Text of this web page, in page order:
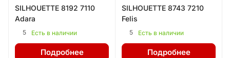
SILHOUETTE 8192 7110
Adara
5 Есть в наличии
Подробнее
SILHOUETTE 8743 7210
Felis
5 Есть в наличии
Подробнее